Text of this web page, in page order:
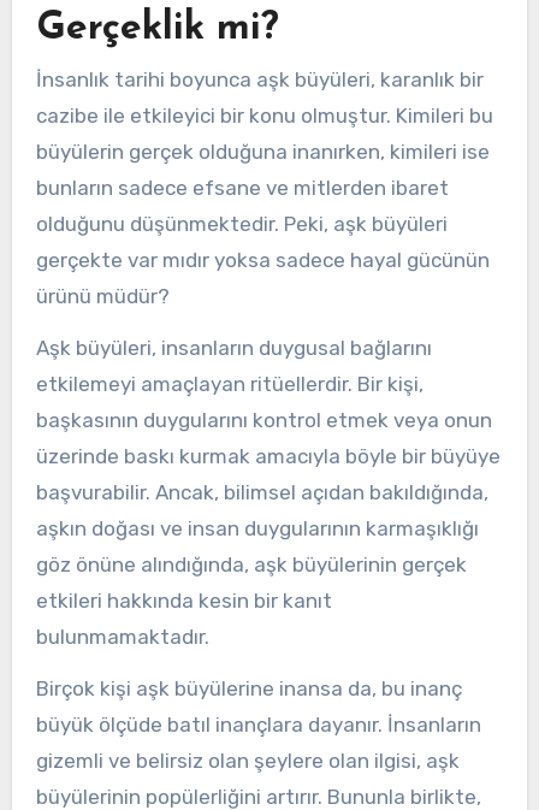
Gerçeklik mi?
İnsanlık tarihi boyunca aşk büyüleri, karanlık bir
cazibe ile etkileyici bir konu olmuştur. Kimileri bu
büyülerin gerçek olduğuna inanırken, kimileri ise
bunların sadece efsane ve mitlerden ibaret
olduğunu düşünmektedir. Peki, aşk büyüleri
gerçekte var mıdır yoksa sadece hayal gücünün
ürünü müdür?
Aşk büyüleri, insanların duygusal bağlarını
etkilemeyi amaçlayan ritüellerdir. Bir kişi,
başkasının duygularını kontrol etmek veya onun
üzerinde baskı kurmak amacıyla böyle bir büyüye
başvurabilir. Ancak, bilimsel açıdan bakıldığında,
aşkın doğası ve insan duygularının karmaşıklığı
göz önüne alındığında, aşk büyülerinin gerçek
etkileri hakkında kesin bir kanıt
bulunmamaktadır.
Birçok kişi aşk büyülerine inansa da, bu inanç
büyük ölçüde batıl inançlara dayanır. İnsanların
gizemli ve belirsiz olan şeylere olan ilgisi, aşk
büyülerinin popülerliğini artırır. Bununla birlikte,